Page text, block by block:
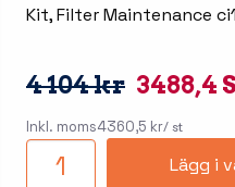
Kit, Filter Maintenance
4 104 kr 3488,4
Inkl. moms4360,5 kr/ st
Lägg i